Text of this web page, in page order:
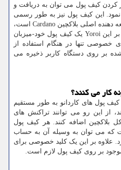
کردن کیف پول می توان به دریافت و
نمود. این کیف پول نیز به طور رسمی
دهنده اصلی بلاکچین Cardano است،
اینYoroi یک کیف پول خود-میزبان
خصوصی تنها در هنگام استفاده از
بر روی دستگاه کاربر ذخیره می
کار می کنند؟
پول های کاردانو به طور مستقیم
از این رو می توانند تراکنش های
کل بلاکچین اضافه کنند. هر کیف پول
می توان به وسیله آن به حساب
علاوه بر این یک کلید خصوصی برای
بر روی کیف پول لازم است.